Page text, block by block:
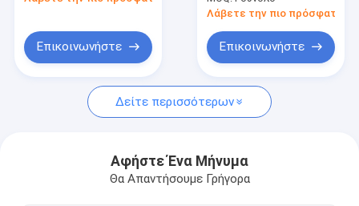
Όλες οι περιπτώσεις
Γεννήτρια αερίου
Ζώνη 2 ATEX εξοπλισμός
Επικοινωνήστε
προσάρμοσαν το
Λάβετε την πιο πρόσφατη
Επικοινωνήστε
Δείτε περισσότερων
Αφήστε Ένα Μήνυμα
Θα Απαντήσουμε Γρήγορα